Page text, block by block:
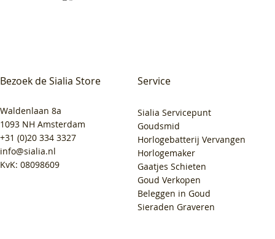
Bezoek de Sialia Store
Waldenlaan 8a
1093 NH Amsterdam
+31 (0)20 334 3327
info@sialia.nl
KvK: 08098609
Service
Sialia Servicepunt
Goudsmid
Horlogebatterij Vervangen
Horlogemaker
Gaatjes Schieten
Goud Verkopen
Beleggen in Goud
Sieraden Graveren